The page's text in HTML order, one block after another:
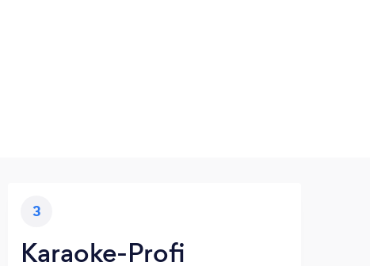
3
Karaoke-Profi